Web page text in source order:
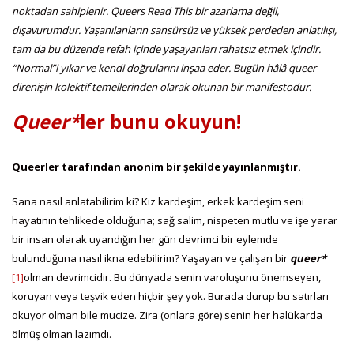
noktadan sahiplenir. Queers Read This bir azarlama değil,
dışavurumdur. Yaşanılanların sansürsüz ve yüksek perdeden anlatılışı,
tam da bu düzende refah içinde yaşayanları rahatsız etmek içindir.
“Normal”i yıkar ve kendi doğrularını inşaa eder. Bugün hâlâ queer
direnişin kolektif temellerinden olarak okunan bir manifestodur.
Queer*ler bunu okuyun!
Queerler tarafından anonim bir şekilde yayınlanmıştır.
Sana nasıl anlatabilirim ki? Kız kardeşim, erkek kardeşim seni
hayatının tehlikede olduğuna; sağ salim, nispeten mutlu ve işe yarar
bir insan olarak uyandığın her gün devrimci bir eylemde
bulunduğuna nasıl ikna edebilirim? Yaşayan ve çalışan bir queer*
[1]olman devrimcidir. Bu dünyada senin varoluşunu önemseyen,
koruyan veya teşvik eden hiçbir şey yok. Burada durup bu satırları
okuyor olman bile mucize. Zira (onlara göre) senin her halükarda
ölmüş olman lazımdı.